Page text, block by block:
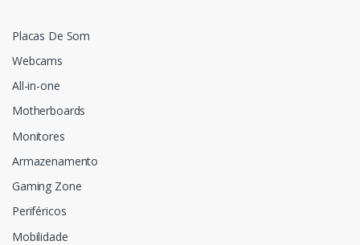
Placas De Som
Webcams
All-in-one
Motherboards
Monitores
Armazenamento
Gaming Zone
Periféricos
Mobilidade